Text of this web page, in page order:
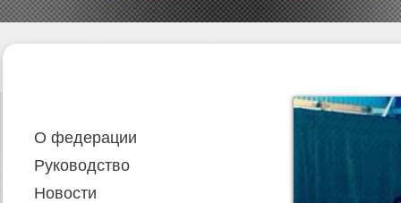
О федерации
Руководство
Новости